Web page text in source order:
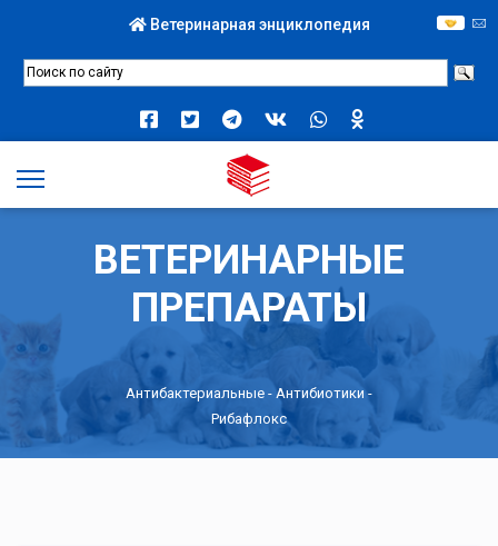
Ветеринарная энциклопедия
ВЕТЕРИНАРНЫЕ
ПРЕПАРАТЫ
Антибактериальные - Антибиотики-
Рибафлокс